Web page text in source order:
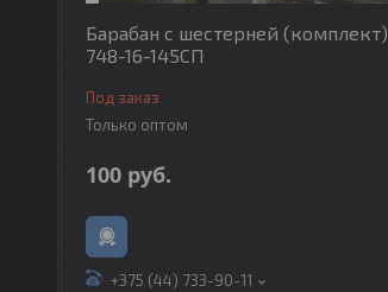
Барабан с шестерней (комплект)
748-16-145СП
Под заказ
Только оптом
100 руб.
+375 (44) 733-90-11